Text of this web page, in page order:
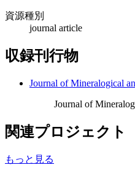
資源種別
journal article
収録刊行物
Journal of Mineralogical
Journal of
関連プロジェクト
もっと見る